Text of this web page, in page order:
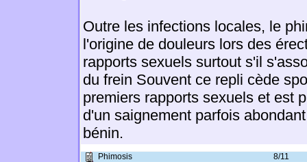
Outre les infections locales, le
l'origine de douleurs lors des
rapports sexuels surtout s'il
du frein Souvent ce repli cède
premiers rapports sexuels et est
d'un saignement parfois
bénin.
Phimosis 8/11